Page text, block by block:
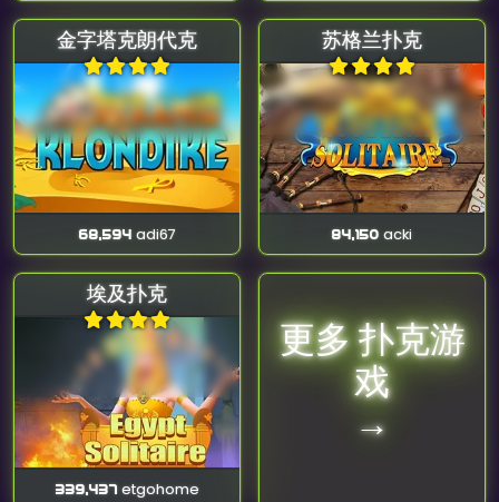
金字塔克朗代克
68,594 adi67
苏格兰扑克
84,150 acki
埃及扑克
339,437etgohome
更多 扑克游
戏
→